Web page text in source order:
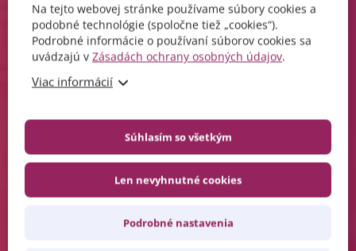
Na tejto webovej stránke používame súbory cookies a
podobné technológie (spoločne tiež „cookies“).
Podrobné informácie o používaní súborov cookies sa
uvádzajú v Zásadách ochrany osobných údajov.
Viac informácií
Súhlasím so všetkým
Len nevyhnutné cookies
Podrobné nastavenia